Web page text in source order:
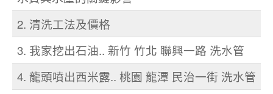
2. 清洗工法及價格
3. 我家挖出石油.. 新竹 竹北 聯興一路 洗水管
4. 龍頭噴出西米露.. 桃園 龍潭 民治一街 洗水管